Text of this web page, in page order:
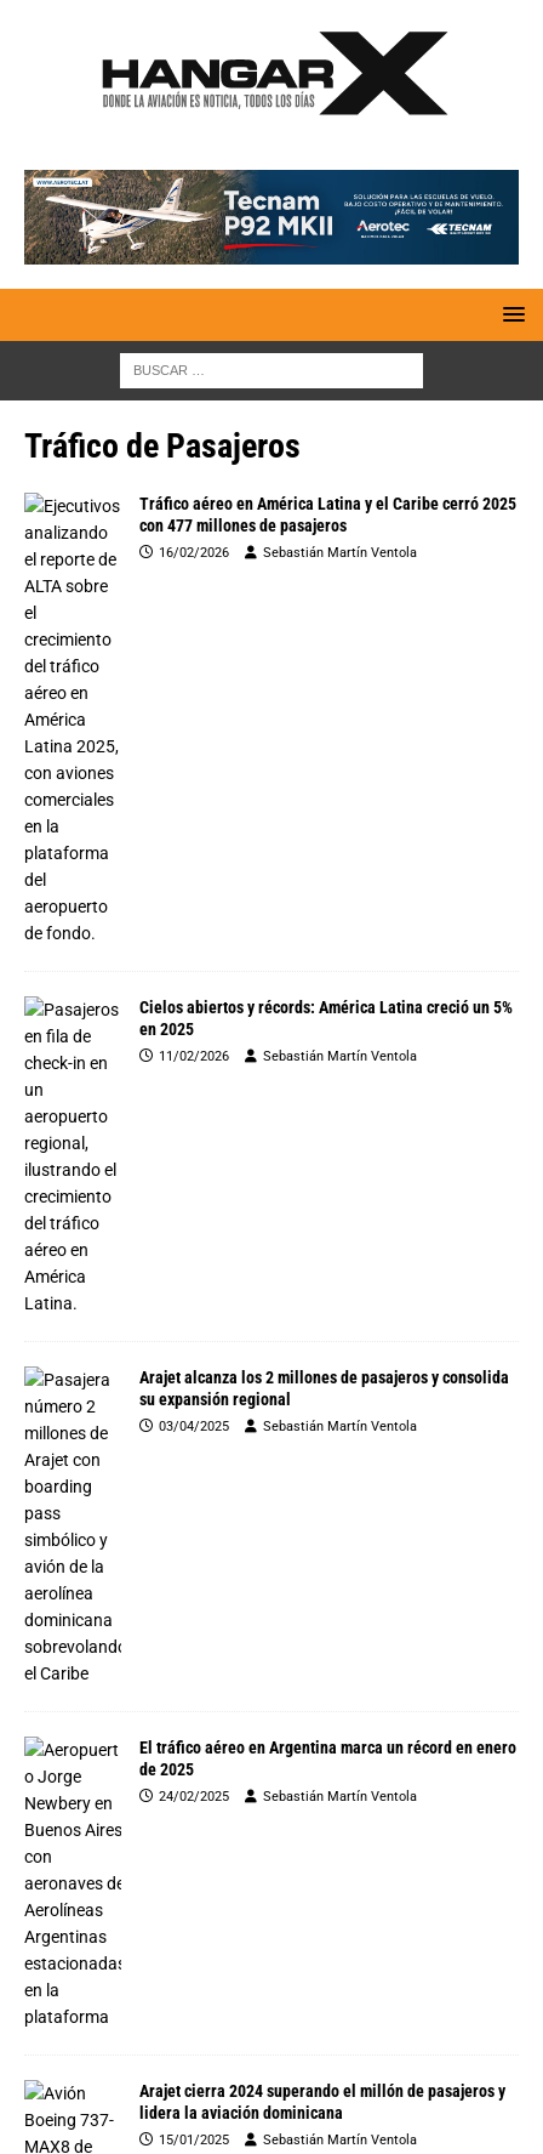
Tráfico de Pasajeros
Tráfico aéreo en América Latina y el Caribe cerró 2025
con 477 millones de pasajeros
16/02/2026 Sebastián Martín Ventola
Cielos abiertos y récords: América Latina creció un 5%
en 2025
11/02/2026 Sebastián Martín Ventola
Arajet alcanza los 2 millones de pasajeros y consolida
su expansión regional
03/04/2025 Sebastián Martín Ventola
El tráfico aéreo en Argentina marca un récord en enero
de 2025
24/02/2025 Sebastián Martín Ventola
Arajet cierra 2024 superando el millón de pasajeros y
lidera la aviación dominicana
15/01/2025 Sebastián Martín Ventola